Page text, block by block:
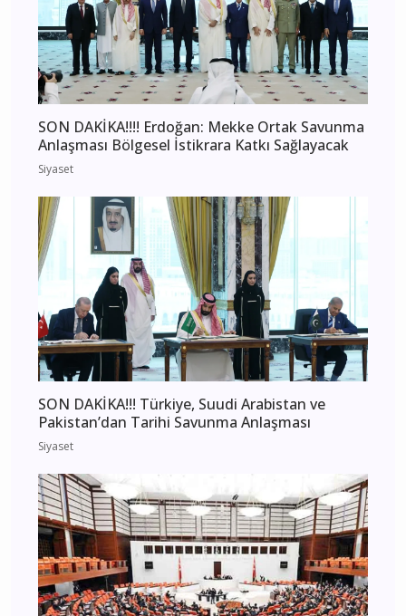
SON DAKİKA!!!! Erdoğan: Mekke Ortak Savunma
Anlaşması Bölgesel İstikrara Katkı Sağlayacak
Siyaset
SON DAKİKA!!! Türkiye, Suudi Arabistan ve
Pakistan’dan Tarihi Savunma Anlaşması
Siyaset